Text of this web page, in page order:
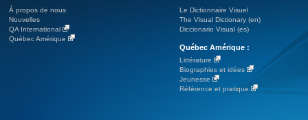
À propos de nous
Nouvelles
QA International
Québec Amérique
Le Dictionnaire Visuel
The Visual Dictionary (en)
Diccionario Visual (es)
Québec Amérique :
Littérature
Biographies et idées
Jeunesse
Référence et pratique